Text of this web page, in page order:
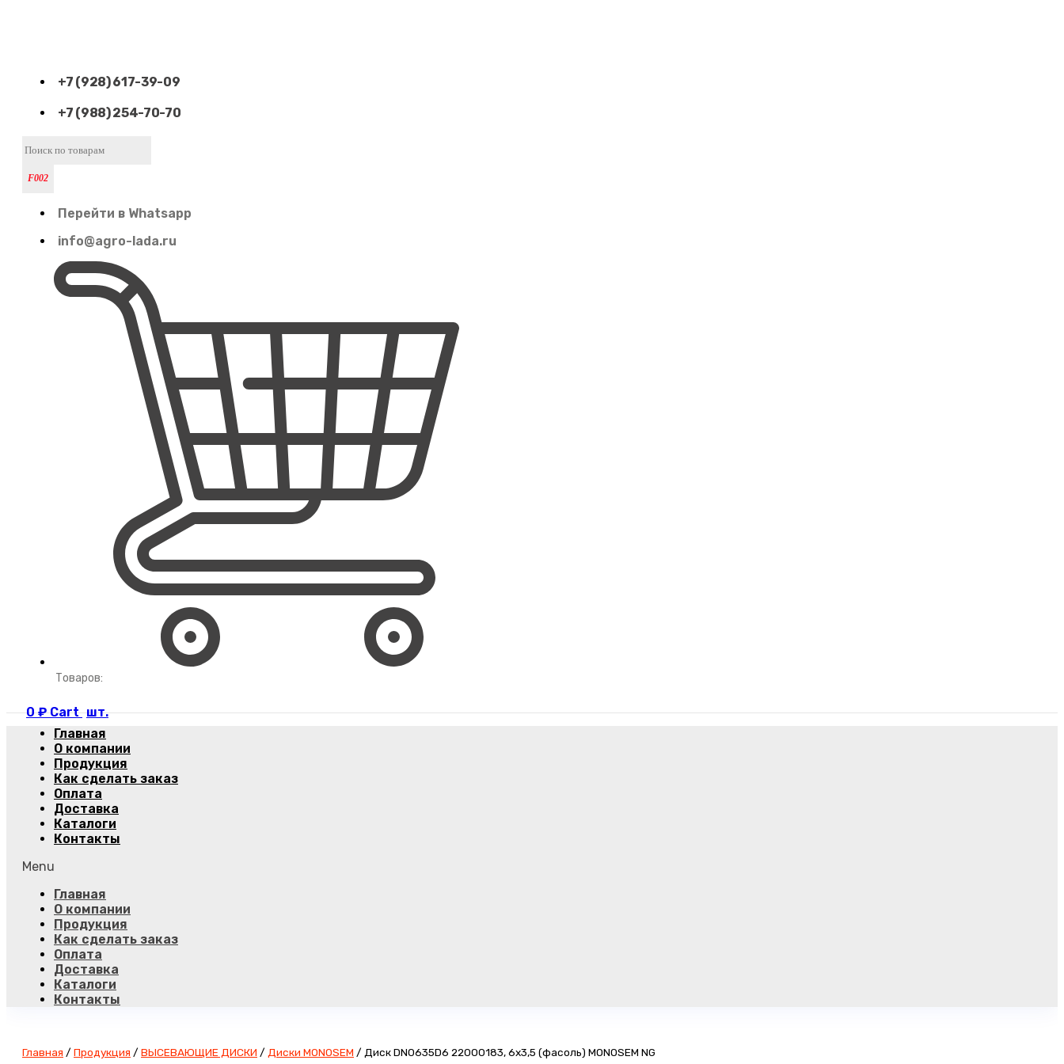
+7 (928) 617-39-09
+7 (988) 254-70-70
Перейти в Whatsapp
info@agro-lada.ru
Товаров:
0₽ Cart
Главная
О компании
Продукция
Как сделать заказ
Оплата
Доставка
Каталоги
Контакты
Menu
Главная
О компании
Продукция
Как сделать заказ
Оплата
Доставка
Каталоги
Контакты
Главная / Продукция / ВЫСЕВАЮЩИЕ ДИСКИ / Диски MONOSEM / Диск DN0635D6 22000183, 6х3,5 (фасоль) MONOSEM NG